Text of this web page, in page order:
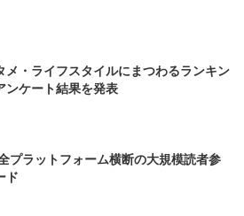
メ・ライフスタイルにまつわるランキン
ンケート結果を発表
プラットフォーム横断の大規模読者参
ド